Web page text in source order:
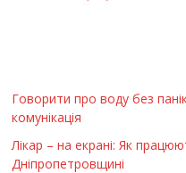
Говорити про воду без
комунікація
Лікар – на екрані: Як
Дніпропетровщині